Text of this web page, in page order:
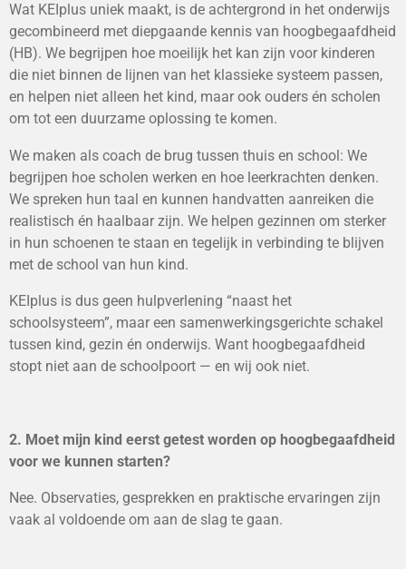
Wat KEIplus uniek maakt, is de achtergrond in het onderwijs
gecombineerd met diepgaande kennis van hoogbegaafdheid
(HB). We begrijpen hoe moeilijk het kan zijn voor kinderen
die niet binnen de lijnen van het klassieke systeem passen,
en helpen niet alleen het kind, maar ook ouders én scholen
om tot een duurzame oplossing te komen.
We maken als coach de brug tussen thuis en school: We
begrijpen hoe scholen werken en hoe leerkrachten denken.
We spreken hun taal en kunnen handvatten aanreiken die
realistisch én haalbaar zijn. We helpen gezinnen om sterker
in hun schoenen te staan en tegelijk in verbinding te blijven
met de school van hun kind.
KEIplus is dus geen hulpverlening “naast het
schoolsysteem”, maar een samenwerkingsgerichte schakel
tussen kind, gezin én onderwijs. Want hoogbegaafdheid
stopt niet aan de schoolpoort — en wij ook niet.
2. Moet mijn kind eerst getest worden op hoogbegaafdheid
voor we kunnen starten?
Nee. Observaties, gesprekken en praktische ervaringen zijn
vaak al voldoende om aan de slag te gaan.